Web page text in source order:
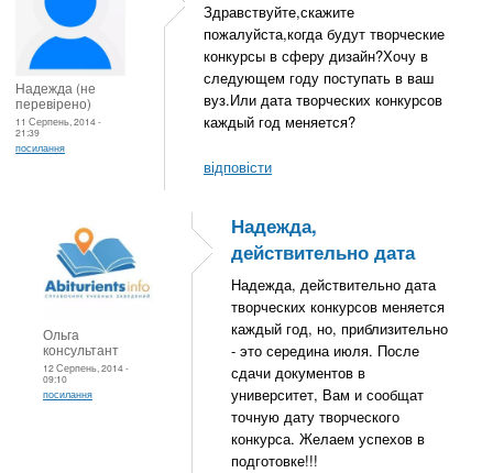
Надежда (не
перевірено)
11 Серпень, 2014 -
21:39
посилання
Здравствуйте,скажите
пожалуйста,когда будут творческие
конкурсы в сферу дизайн?Хочу в
следующем году поступать в ваш
вуз.Или дата творческих конкурсов
каждый год меняется?
відповісти
Ольга
консультант
12 Серпень, 2014 -
09:10
посилання
Надежда,
действительно дата
Надежда, действительно дата
творческих конкурсов меняется
каждый год, но, приблизительно
- это середина июля. После
сдачи документов в
университет, Вам и сообщат
точную дату творческого
конкурса. Желаем успехов в
подготовке!!!